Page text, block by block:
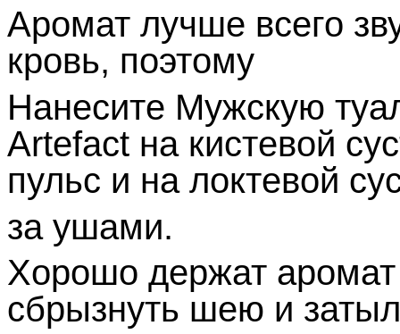
Аромат лучше всего
кровь, поэтому
Нанесите Мужскую
Artefact на кистевой
пульс и на локтевой
за ушами.
Хорошо держат
сбрызнуть шею и